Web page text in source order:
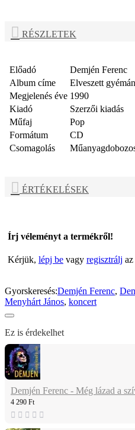
RÉSZLETEK
Előadó
Demjén Ferenc
Album címe
Elveszett
Megjelenés éve 1990
Kiadó
Szerzői kiadás
Műfaj
Pop
Formátum
CD
Csomagolás
ÉRTÉKELÉSEK
Írj véleményt a termékről!
Kérjük, lépj be vagy regisztrálj
Gyorskeresés:Demjén Ferenc,
Menyhárt János, koncert
Ez is érdekelhet
Demjén Ferenc - Még lázad a
4 290 Ft